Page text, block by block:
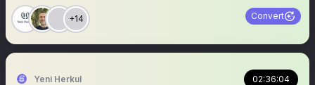
+14 Convert
Yeni Herkul 02:36:04